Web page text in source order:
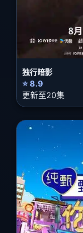
独行暗影
⭐ 8.9
更新至20集